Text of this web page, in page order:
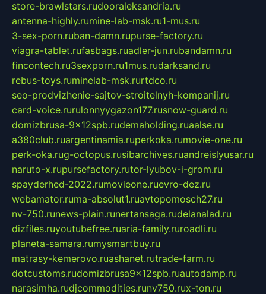
store-brawlstars.rudooraleksandria.ru
antenna-highly.rumine-lab-msk.ru1-mus.ru
3-sex-porn.ruban-damn.rupurse-factory.ru
viagra-tablet.rufasbags.ruadler-jun.rubandamn.ru
fincontech.ru3sexporn.ru1mus.rudarksand.ru
rebus-toys.ruminelab-msk.rurtdco.ru
seo-prodvizhenie-sajtov-stroitelnyh-kompanij.ru
card-voice.rurulonnyygazon177.rusnow-guard.ru
domizbrusa-9x12spb.rudemaholding.ruaalse.ru
a380club.ruargentinamia.ruperkoka.rumovie-one.ru
perk-oka.rug-octopus.rusibarchives.ruandreislyusar.ru
naruto-x.rupursefactory.rutor-lyubov-i-grom.ru
spayderhed-2022.rumovieone.ruevro-dez.ru
webamator.ruma-absolut1.ruavtopomosch27.ru
nv-750.runews-plain.runertansaga.rudelanalad.ru
dizfiles.ruyoutubefree.ruaria-family.ruroadli.ru
planeta-samara.rumysmartbuy.ru
matrasy-kemerovo.ruashanet.rutrade-farm.ru
dotcustoms.rudomizbrusa9x12spb.ruautodamp.ru
narasimha.rudjcommodities.runv750.rux-ton.ru